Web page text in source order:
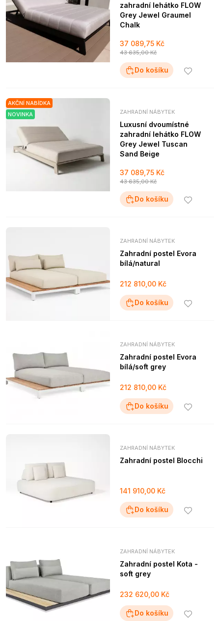
zahradní lehátko FLOW
Grey Jewel Graumel
Chalk
37 089,75 Kč
43 635,00 Kč
Do košíku
AKČNÍ NABÍDKA
NOVINKA
ZAHRADNÍ NÁBYTEK
Luxusní dvoumístné
zahradní lehátko FLOW
Grey Jewel Tuscan
Sand Beige
37 089,75 Kč
43 635,00 Kč
Do košíku
ZAHRADNÍ NÁBYTEK
Zahradní postel Evora
bílá/natural
212 810,00 Kč
Do košíku
ZAHRADNÍ NÁBYTEK
Zahradní postel Evora
bílá/soft grey
212 810,00 Kč
Do košíku
ZAHRADNÍ NÁBYTEK
Zahradní postel Blocchi
141 910,00 Kč
Do košíku
ZAHRADNÍ NÁBYTEK
Zahradní postel Kota -
soft grey
232 620,00 Kč
Do košíku